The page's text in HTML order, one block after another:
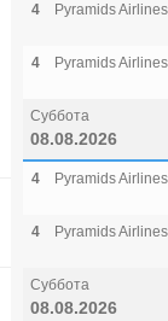
4 Pyramids Airlines
4 Pyramids Airlines
Суббота
08.08.2026
4 Pyramids Airlines
4 Pyramids Airlines
Суббота
08.08.2026